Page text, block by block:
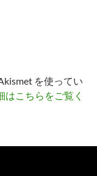
を使ってい
こちらをご覧く